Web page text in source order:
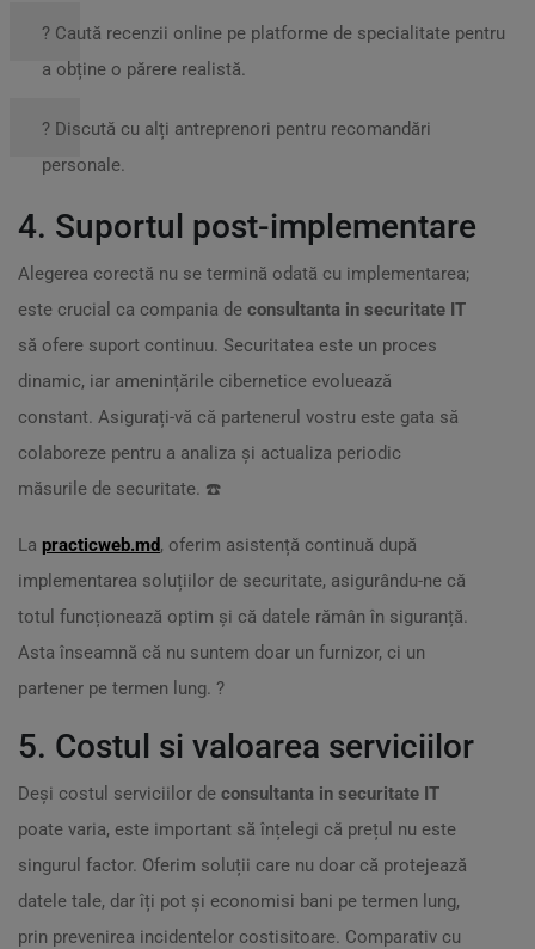
? Caută recenzii online pe platforme de specialitate pentru
a obține o părere realistă.
? Discută cu alți antreprenori pentru recomandări
personale.
4. Suportul post-implementare
Alegerea corectă nu se termină odată cu implementarea;
este crucial ca compania de consultanta in securitate IT
să ofere suport continuu. Securitatea este un proces
dinamic, iar amenințările cibernetice evoluează
constant. Asigurați-vă că partenerul vostru este gata să
colaboreze pentru a analiza și actualiza periodic
măsurile de securitate. ☎️
La practicweb.md, oferim asistență continuă după
implementarea soluțiilor de securitate, asigurându-ne că
totul funcționează optim și că datele rămân în siguranță.
Asta înseamnă că nu suntem doar un furnizor, ci un
partener pe termen lung. ?
5. Costul si valoarea serviciilor
Deși costul serviciilor de consultanta in securitate IT
poate varia, este important să înțelegi că prețul nu este
singurul factor. Oferim soluții care nu doar că protejează
datele tale, dar îți pot și economisi bani pe termen lung,
prin prevenirea incidentelor costisitoare. Comparativ cu